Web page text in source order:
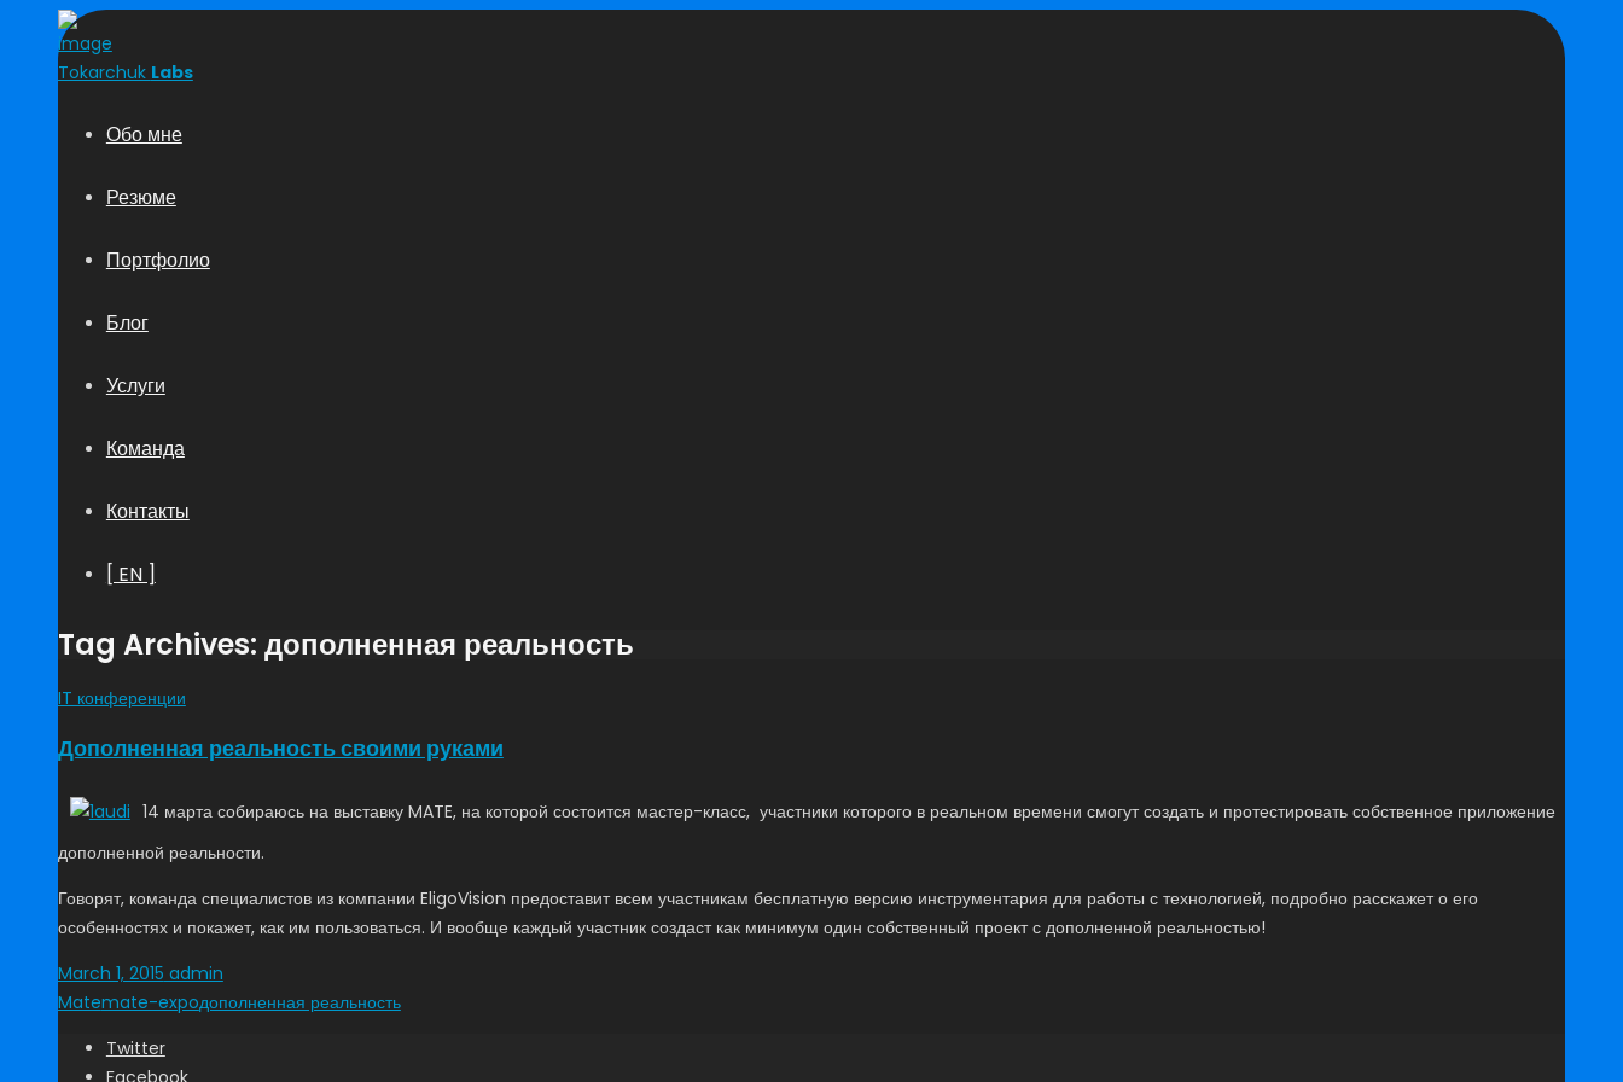
Tokarchuk Labs
Обо мне
Резюме
Портфолио
Блог
Услуги
Команда
Контакты
[ EN ]
Tag Archives: дополненная реальность
IT конференции
Дополненная реальность своими руками
14 марта собираюсь на выставку MATE, на которой состоится мастер-класс, участники которого в реальном времени смогут создать и протестировать собственное приложение
дополненной реальности.
Говорят, команда специалистов из компании EligoVision предоставит всем участникам бесплатную версию инструментария для работы с технологией, подробно расскажет о его
особенностях и покажет, как им пользоваться. И вообще каждый участник создаст как минимум один собственный проект с дополненной реальностью!
March 1, 2015 admin
Matemate-expoдополненная реальность
Twitter
Facebook